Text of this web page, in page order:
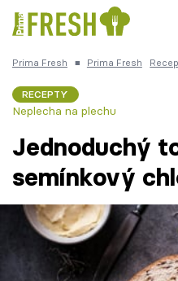
Česká kuchyně
Témata
Recepty
Prima Fresh ■ Prima Fresh
RECEPTY
Neplecha na plechu
Jednoduchý
semínkový